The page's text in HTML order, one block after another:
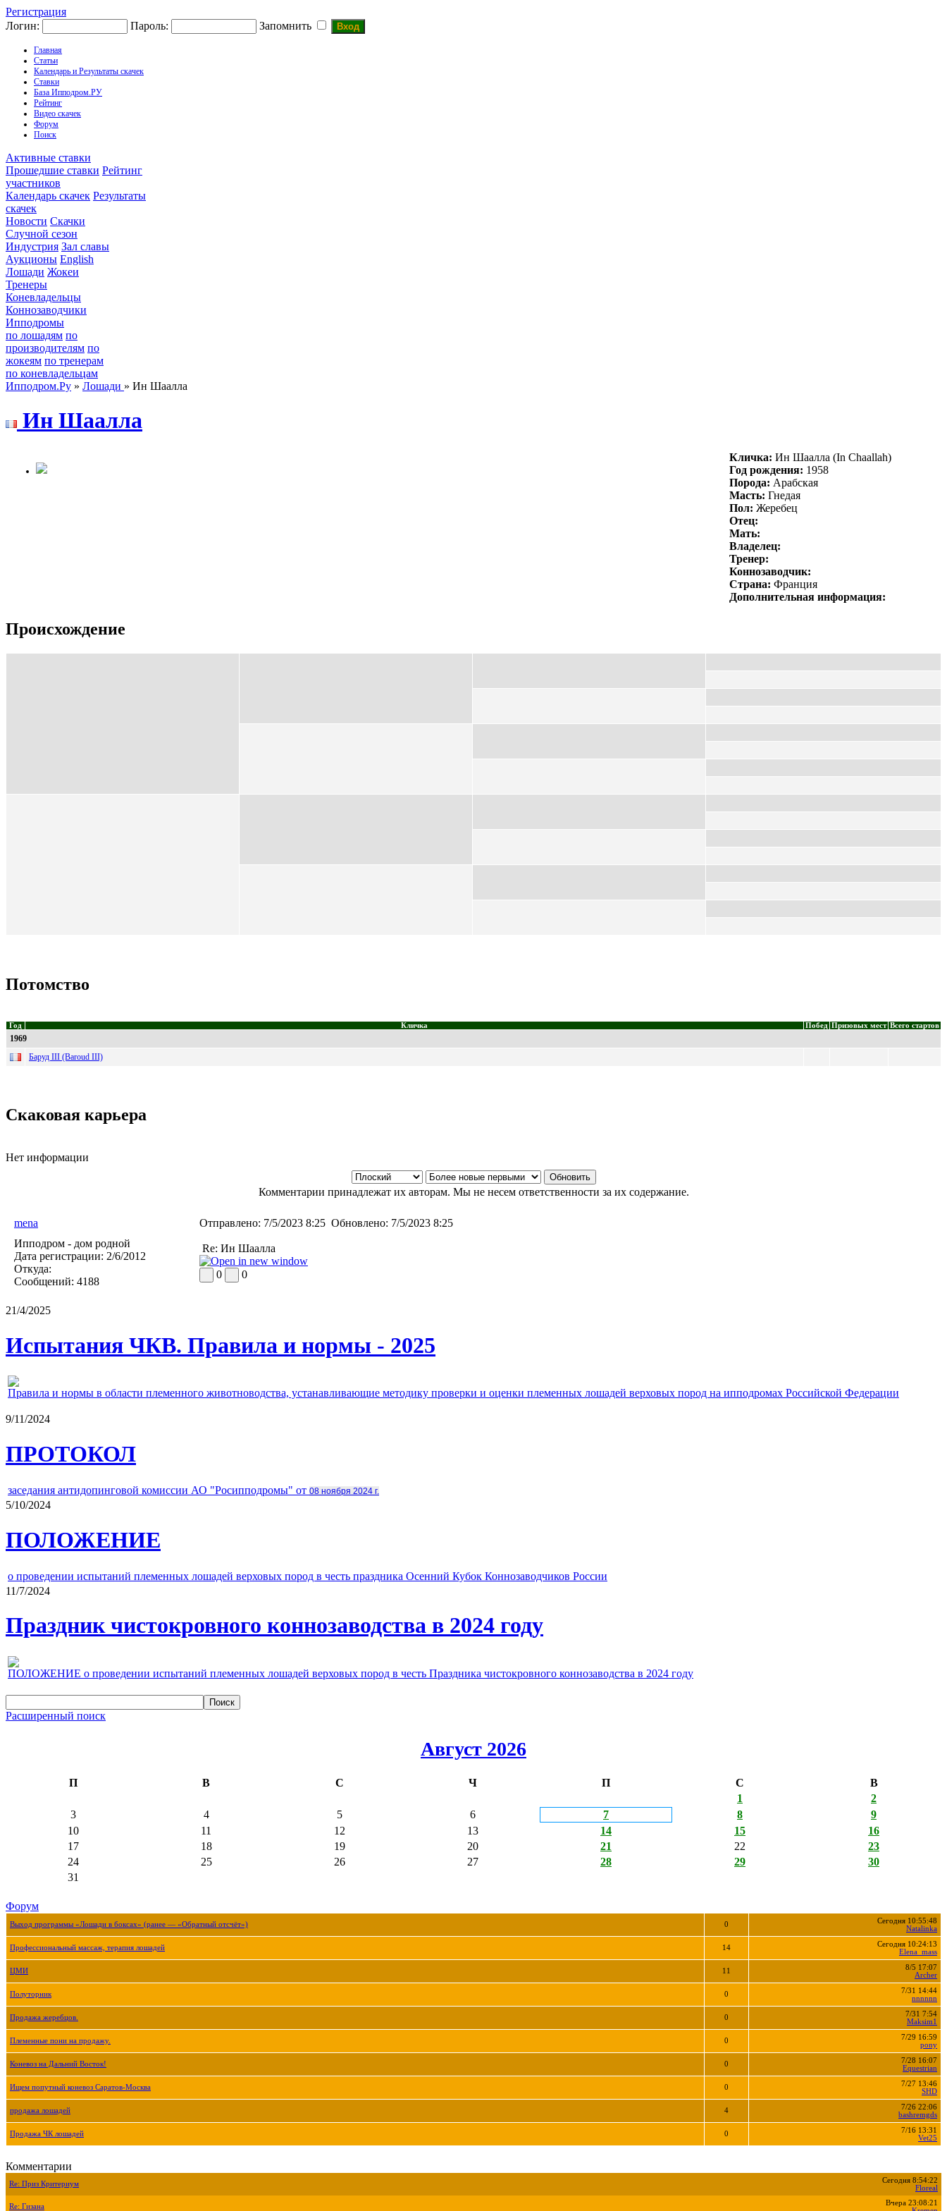
Регистрация
Логин:
Пароль: Запомнить
Главная
Статьи
Календарь и Результаты скачек
Ставки
База Ипподром.РУ
Рейтинг
Видео скачек
Форум
Поиск
Активные ставки
Прошедшие ставки Рейтинг
участников
Календарь скачек Результаты
скачек
Новости Скачки
Случной сезон
Индустрия Зал славы
Аукционы English
Лошади Жокеи
Тренеры
Коневладельцы
Коннозаводчики
Ипподромы
по лошадям по
производителям по
жокеям по тренерам
по коневладельцам
Ипподром.Ру » Лошади » Ин Шаалла
Ин Шaaллa
Кличка: Ин Шaaллa (In Chaallah)
Год рождения: 1958
Порода: Арабская
Масть: Гнедая
Пол: Жеребец
Отец:
Мать:
Владелец:
Тренер:
Коннозаводчик:
Страна: Франция
Дополнительная информация:
Происхождение
Потомство
Год Кличка Побед Призовых мест Всего стартов
1969
Баруд III (Baroud III)
Скаковая карьера
Нет информации
Комментарии принадлежат их авторам. Мы не несем ответственности за их содержание.
mena Отправлено: 7/5/2023 8:25 Обновлено: 7/5/2023 8:25
Ипподром - дом родной
Дата регистрации: 2/6/2012
Откуда:
Сообщений: 4188
Re: Ин Шаалла
0 0
21/4/2025
Испытания ЧКВ. Правила и нормы - 2025
Правила и нормы в области племенного животноводства, устанавливающие методику проверки и оценки племенных лошадей верховых пород на ипподромах Российской Федерации
9/11/2024
ПРОТОКОЛ
заседания антидопинговой комиссии АО "Росипподромы" от 08 ноября 2024 г.
5/10/2024
ПОЛОЖЕНИЕ
о проведении испытаний племенных лошадей верховых пород в честь праздника Осенний Кубок Коннозаводчиков России
11/7/2024
Праздник чистокровного коннозаводства в 2024 году
ПОЛОЖЕНИЕ о проведении испытаний племенных лошадей верховых пород в честь Праздника чистокровного коннозаводства в 2024 году
Расширенный поиск
Август 2026
П В С Ч П С
В
1
2
3
4 5 6 7 8
9
10
11 12 13 14 15
16
17
18 19 20 21 22
23
24
25 26 27 28 29
30
31
Форум
Выход программы «Лошади в боксах» (ранее — «Обратный отсчёт») 0
Сегодня 10:55:48
Natalinka
Профессиональный массаж, терапия лошадей 14
Сегодня 10:24:13
Elena_mass
ЦМИ 11
8/5 17:07
Archer
Полуторник 0
7/31 14:44
nnnnnn
Продажа жеребцов. 0
7/31 7:54
Maksim1
Племенные пони на продажу. 0
7/29 16:59
pony
Коневоз на Дальний Восток! 0
7/28 16:07
Equestrian
Ищем попутный коневоз Саратов-Москва 0
7/27 13:46
SHD
продажа лошадей 4
7/26 22:06
bashremgds
Продажа ЧК лошадей 0
7/16 13:31
Vet25
Комментарии
Re: Приз Критериум
Сегодня 8:54:22
Floreal
Re: Гизана
Вчера 23:08:21